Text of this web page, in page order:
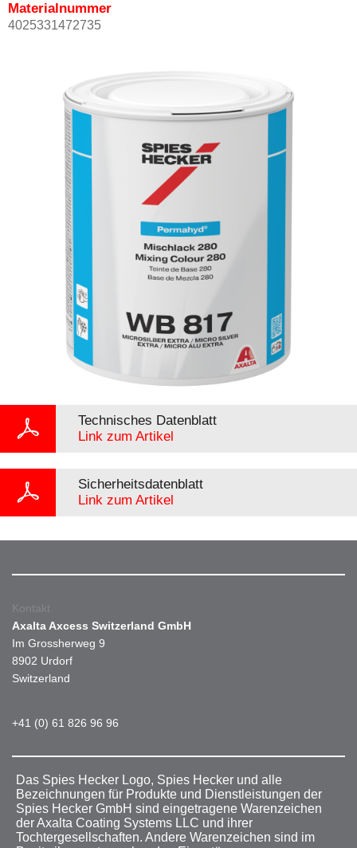
Materialnummer
4025331472735
Technisches Datenblatt
Link zum Artikel
Sicherheitsdatenblatt
Link zum Artikel
Kontakt
Axalta Axcess Switzerland GmbH
Im Grossherweg 9
8902 Urdorf
Switzerland
+41 (0) 61 826 96 96
Das Spies Hecker Logo, Spies Hecker und alle
Bezeichnungen für Produkte und Dienstleistungen der
Spies Hecker GmbH sind eingetragene Warenzeichen
der Axalta Coating Systems LLC und ihrer
Tochtergesellschaften. Andere Warenzeichen sind im